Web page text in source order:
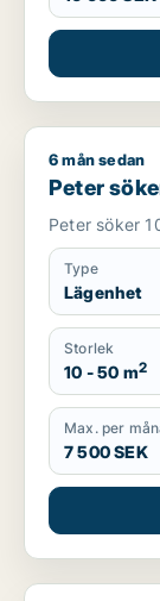
Peter söker
6 mån sedan
Peter
Peter söker
Type
Lägenhet
Storlek
10 - 50 m2
Max. per
7 500 SEK